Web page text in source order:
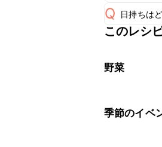
A
非加熱の
有の風味
Q 日持ちは
保存期間
※日持ちは
このレシ
野菜
季節のイベ